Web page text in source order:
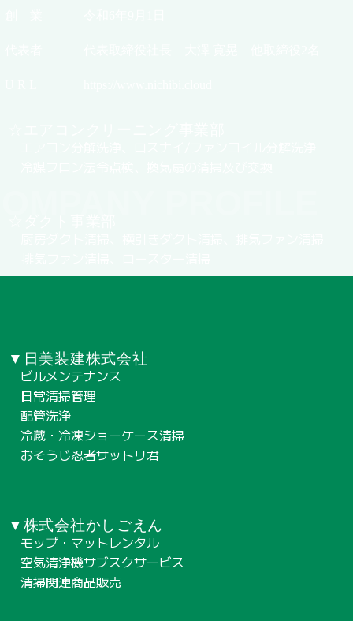
▼日美装建株式会社
ビルメンテナンス
日常清掃管理
配管洗浄
冷蔵・冷凍ショーケース清掃
おそうじ忍者サットリ君
▼株式会社かしごえん
モップ・マットレンタル
空気清浄機サブスクサービス
清掃関連商品販売